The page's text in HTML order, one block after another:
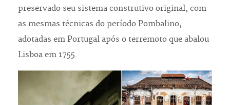
preservado seu sistema construtivo original, com
as mesmas técnicas do período Pombalino,
adotadas em Portugal após o terremoto que abalou
Lisboa em 1755.